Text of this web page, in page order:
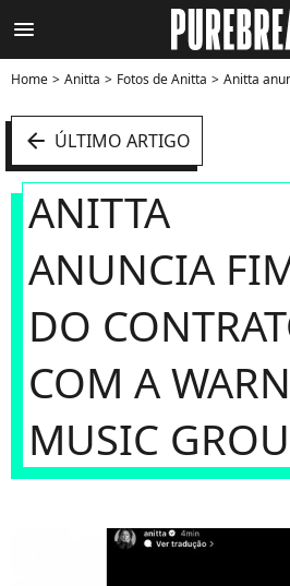
menu
Home Anitta Fotos de Anitta Anitta anuncia
arrow_left ÚLTIMO ARTIGO
ANITTA
ANUNCIA
DO
COM A
MUSIC